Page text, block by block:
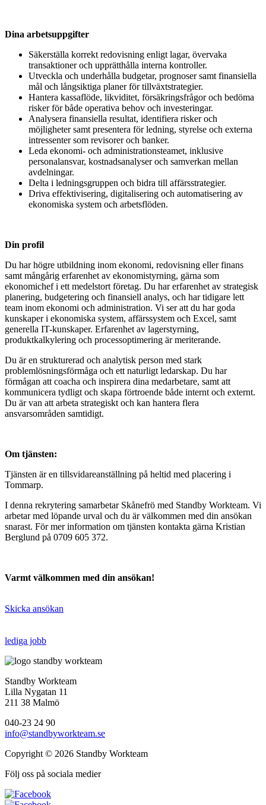
Dina arbetsuppgifter
Säkerställa korrekt redovisning enligt lagar, övervaka
transaktioner och upprätthålla interna kontroller.
Utveckla och underhålla budgetar, prognoser samt finansiella
mål och långsiktiga planer för tillväxtstrategier.
Hantera kassaflöde, likviditet, försäkringsfrågor och bedöma
risker för både operativa behov och investeringar.
Analysera finansiella resultat, identifiera risker och
möjligheter samt presentera för ledning, styrelse och externa
intressenter som revisorer och banker.
Leda ekonomi- och administrationsteamet, inklusive
personalansvar, kostnadsanalyser och samverkan mellan
avdelningar.
Delta i ledningsgruppen och bidra till affärsstrategier.
Driva effektivisering, digitalisering och automatisering av
ekonomiska system och arbetsflöden.
Din profil
Du har högre utbildning inom ekonomi, redovisning eller finans
samt mångårig erfarenhet av ekonomistyrning, gärna som
ekonomichef i ett medelstort företag. Du har erfarenhet av strategisk
planering, budgetering och finansiell analys, och har tidigare lett
team inom ekonomi och administration. Vi ser att du har goda
kunskaper i ekonomiska system, affärssystem och Excel, samt
generella IT-kunskaper. Erfarenhet av lagerstyrning,
produktkalkylering och processoptimering är meriterande.
Du är en strukturerad och analytisk person med stark
problemlösningsförmåga och ett naturligt ledarskap. Du har
förmågan att coacha och inspirera dina medarbetare, samt att
kommunicera tydligt och skapa förtroende både internt och externt.
Du är van att arbeta strategiskt och kan hantera flera
ansvarsområden samtidigt.
Om tjänsten:
Tjänsten är en tillsvidareanställning på heltid med placering i
Tommarp.
I denna rekrytering samarbetar Skånefrö med Standby Workteam. Vi
arbetar med löpande urval och du är välkommen med din ansökan
snarast. För mer information om tjänsten kontakta gärna Kristian
Berglund på 0709 605 372.
Varmt välkommen med din ansökan!
Skicka ansökan
lediga jobb
Standby Workteam
Lilla Nygatan 11
211 38 Malmö
040-23 24 90
info@standbyworkteam.se
Copyright © 2026 Standby Workteam
Följ oss på sociala medier